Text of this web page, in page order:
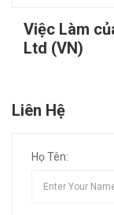
Việc Làm
Ltd (VN)
Liên Hệ
Họ Tên: